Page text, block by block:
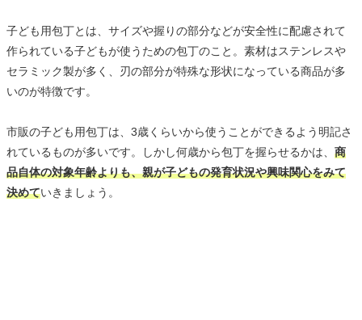
子ども用包丁とは、サイズや握りの部分などが安全性に配慮されて
作られている子どもが使うための包丁のこと。素材はステンレスや
セラミック製が多く、刃の部分が特殊な形状になっている商品が多
いのが特徴です。
市販の子ども用包丁は、3歳くらいから使うことができるよう明記さ
れているものが多いです。しかし何歳から包丁を握らせるかは、 商
品自体の対象年齢よりも、親が子どもの発育状況や興味関心をみて
決めていきましょう。